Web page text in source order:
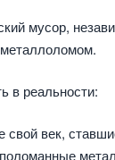
мусор,
в реальности:
свой век,